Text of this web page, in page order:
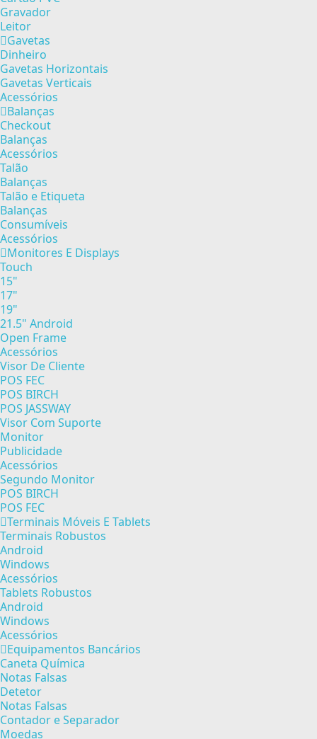
Gravador
Leitor
Gavetas
Dinheiro
Gavetas Horizontais
Gavetas Verticais
Acessórios
Balanças
Checkout
Balanças
Acessórios
Talão
Balanças
Talão e Etiqueta
Balanças
Consumíveis
Acessórios
Monitores E Displays
Touch
15"
17"
19"
21.5" Android
Open Frame
Acessórios
Visor De Cliente
POS FEC
POS BIRCH
POS JASSWAY
Visor Com Suporte
Monitor
Publicidade
Acessórios
Segundo Monitor
POS BIRCH
POS FEC
Terminais Móveis E Tablets
Terminais Robustos
Android
Windows
Acessórios
Tablets Robustos
Android
Windows
Acessórios
Equipamentos Bancários
Caneta Química
Notas Falsas
Detetor
Notas Falsas
Contador e Separador
Moedas